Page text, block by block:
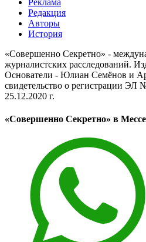
Реклама
Редакция
Авторы
История
«Совершенно Секретно» -
журналистских расследований.
Основатели - Юлиан Семёнов и
свидетельство о регистрации
25.12.2020 г.
«Совершенно Секретно» в